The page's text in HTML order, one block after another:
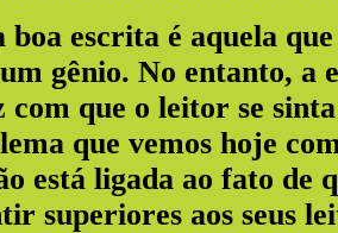
boa escrita é aquela
gênio. No entanto, a
com que o leitor se
que vemos hoje
está ligada ao fato de
superiores aos seus